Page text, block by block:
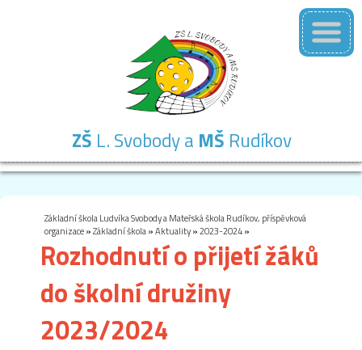
ZŠ L. Svobody a MŠ Rudíkov
Základní škola Ludvíka Svobody a Mateřská škola Rudíkov, příspěvková
organizace»Základní škola»Aktuality»2023-2024»
Rozhodnutí o přijetí žáků
do školní družiny
2023/2024